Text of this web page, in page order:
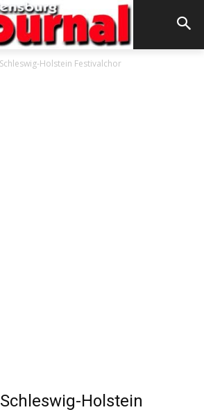
Schleswig-Holstein Festivalchor
Holstein